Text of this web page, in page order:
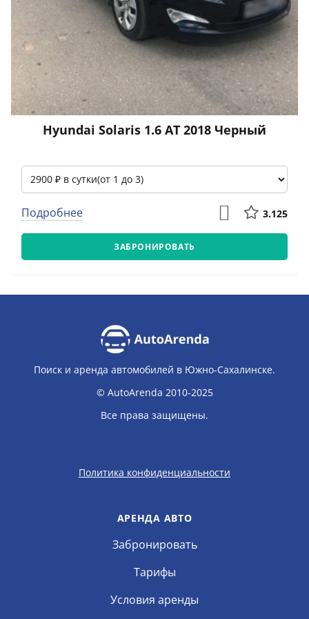
Hyundai Solaris 1.6 АТ 2018 Черный
Подробнее 3.125
ЗАБРОНИРОВАТЬ
Поиск и аренда автомобилей в Южно-Сахалинске.
© AutoArenda 2010-2025
Все права защищены.
Политика конфиденциальности
АРЕНДА АВТО
Забронировать
Тарифы
Условия аренды